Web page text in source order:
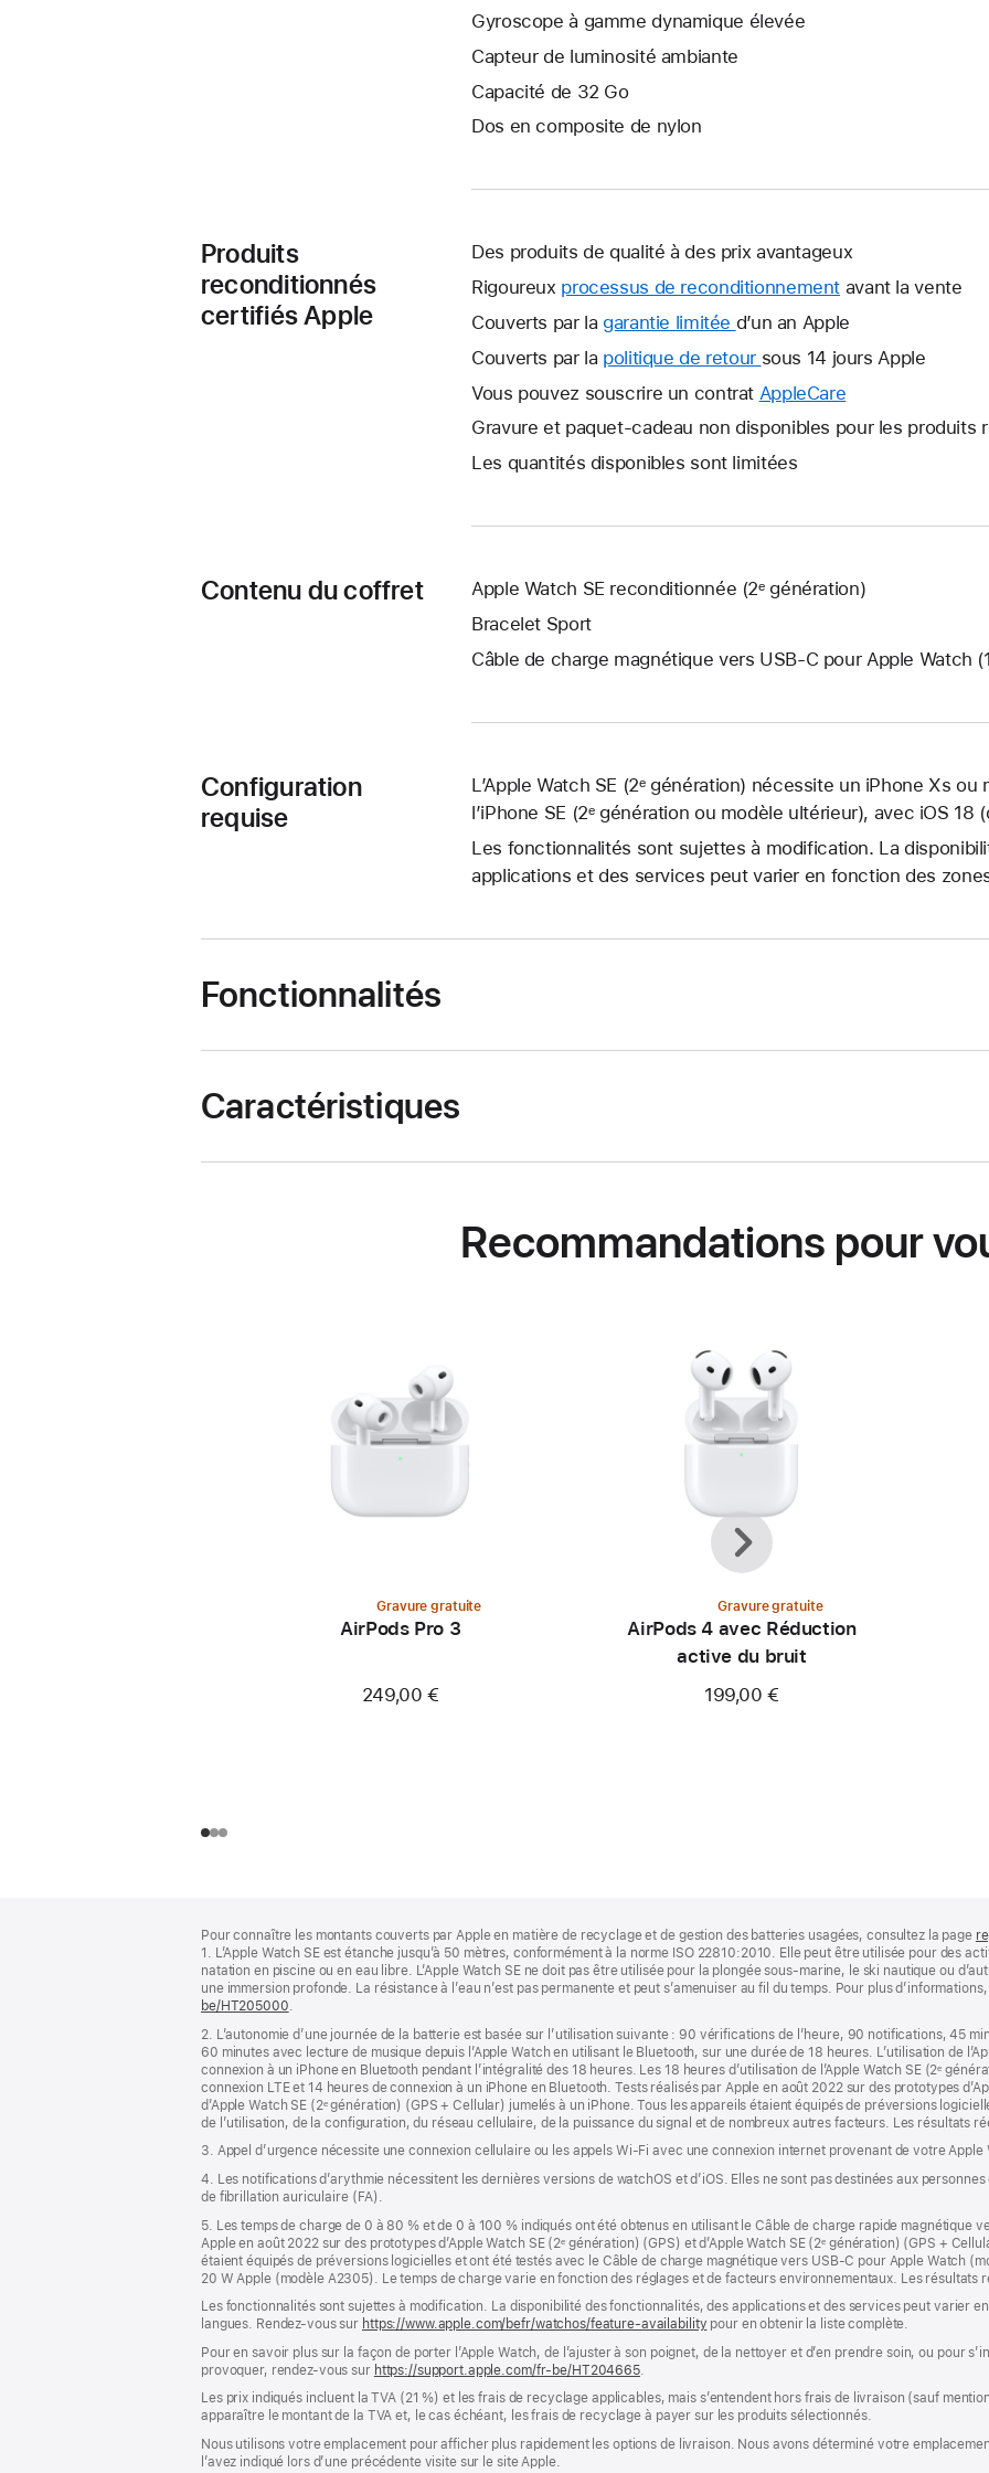
Gyroscope à gamme dynamique élevée
Capteur de luminosité ambiante
Capacité de 32 Go
Dos en composite de nylon
Produits
reconditionnés
certifiés Apple
Des produits de qualité à des prix avantageux
Rigoureux processus de reconditionnement avant la vente
Couverts par la garantie limitée Une
nouvelle
s’ouvre.
d’un an Apple
Couverts par la politique de retour Une
nouvelle
s’ouvre.
sous 14 jours Apple
Vous pouvez souscrire un contrat AppleCare
nouvelle
Gravure et paquet-cadeau non disponibles pour les produits
Les quantités disponibles sont limitées
Contenu du coffret
Apple Watch SE reconditionnée (2ᵉ génération)
Bracelet Sport
Câble de charge magnétique vers USB‑C pour Apple Watch
Configuration
requise
L’Apple Watch SE (2ᵉ génération) nécessite un iPhone Xs
l’iPhone SE (2ᵉ génération ou modèle ultérieur), avec iOS 18
Les fonctionnalités sont sujettes à modification. La
applications et des services peut varier en fonction des
Fonctionnalités
Caractéristiques
Recommandations pour
Gravure gratuite
AirPods Pro 3
249,00 €
Gravure gratuite
AirPods 4 avec Réduction
active du bruit
199,00 €
Précédent
Suivant
de
page
de
bas
de
page
Pour connaître les montants couverts par Apple en matière de recyclage et de gestion des batteries usagées, consultez la page
1. L’Apple Watch SE est étanche jusqu’à 50 mètres, conformément à la norme ISO 22810:2010. Elle peut être utilisée pour des
natation en piscine ou en eau libre. L’Apple Watch SE ne doit pas être utilisée pour la plongée sous‑marine, le ski nautique ou
une immersion profonde. La résistance à l’eau n’est pas permanente et peut s’amenuiser au fil du temps. Pour plus
be/HT205000.
2. L’autonomie d’une journée de la batterie est basée sur l’utilisation suivante : 90 vérifications de l’heure, 90 notifications, 45
60 minutes avec lecture de musique depuis l’Apple Watch en utilisant le Bluetooth, sur une durée de 18 heures. L’utilisation de
connexion à un iPhone en Bluetooth pendant l’intégralité des 18 heures. Les 18 heures d’utilisation de l’Apple Watch SE (2ᵉ
connexion LTE et 14 heures de connexion à un iPhone en Bluetooth. Tests réalisés par Apple en août 2022 sur des prototypes
d’Apple Watch SE (2ᵉ génération) (GPS + Cellular) jumelés à un iPhone. Tous les appareils étaient équipés de préversions
de l’utilisation, de la configuration, du réseau cellulaire, de la puissance du signal et de nombreux autres facteurs. Les résultats
3. Appel d’urgence nécessite une connexion cellulaire ou les appels Wi‑Fi avec une connexion internet provenant de votre
4. Les notifications d’arythmie nécessitent les dernières versions de watchOS et d’iOS. Elles ne sont pas destinées aux
de fibrillation auriculaire (FA).
5. Les temps de charge de 0 à 80 % et de 0 à 100 % indiqués ont été obtenus en utilisant le Câble de charge rapide magnétique
Apple en août 2022 sur des prototypes d’Apple Watch SE (2ᵉ génération) (GPS) et d’Apple Watch SE (2ᵉ génération) (GPS +
étaient équipés de préversions logicielles et ont été testés avec le Câble de charge magnétique vers USB‑C pour Apple Watch
20 W Apple (modèle A2305). Le temps de charge varie en fonction des réglages et de facteurs environnementaux. Les résultats
Les fonctionnalités sont sujettes à modification. La disponibilité des fonctionnalités, des applications et des services peut varier
langues. Rendez-vous sur https://www.apple.com/befr/watchos/feature-availability pour en obtenir la liste complète.
Pour en savoir plus sur la façon de porter l’Apple Watch, de l’ajuster à son poignet, de la nettoyer et d’en prendre soin, ou pour
provoquer, rendez-vous sur https://support.apple.com/fr-be/HT204665.
Les prix indiqués incluent la TVA (21 %) et les frais de recyclage applicables, mais s’entendent hors frais de livraison (sauf
apparaître le montant de la TVA et, le cas échéant, les frais de recyclage à payer sur les produits sélectionnés.
Nous utilisons votre emplacement pour afficher plus rapidement les options de livraison. Nous avons déterminé votre
l’avez indiqué lors d’une précédente visite sur le site Apple.